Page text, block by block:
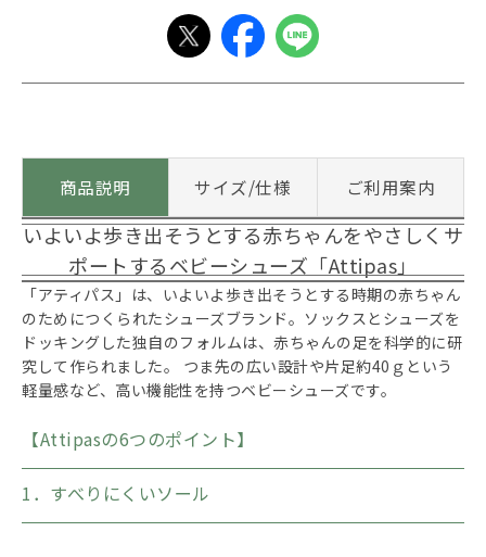
商品説明 サイズ/仕様 ご利用案内
いよいよ歩き出そうとする赤ちゃんをやさしくサ
ポートするベビーシューズ「Attipas」
「アティパス」は、いよいよ歩き出そうとする時期の赤ちゃん
のためにつくられたシューズブランド。ソックスとシューズを
ドッキングした独自のフォルムは、赤ちゃんの足を科学的に研
究して作られました。 つま先の広い設計や片足約40ｇという
軽量感など、高い機能性を持つベビーシューズです。
【Attipasの6つのポイント】
1．すべりにくいソール